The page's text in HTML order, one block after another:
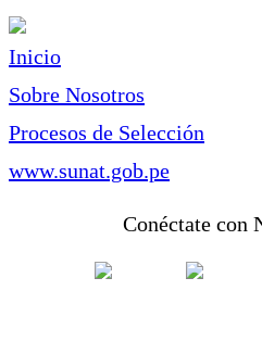
Inicio
Sobre Nosotros
Procesos de Selección
www.sunat.gob.pe
Conéctate con